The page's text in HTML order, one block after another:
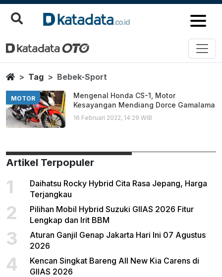
Bebek Sport
Berita Terbaru
HomeTag Bebek-Sport
MOTOR
Mengenal Honda CS-1, Motor
Kesayangan Mendiang Dorce Gamalama
16 Februari 2022, 14:29 WIB
Artikel Terpopuler
1
Daihatsu Rocky Hybrid Cita Rasa Jepang, Harga
Terjangkau
2
Pilihan Mobil Hybrid Suzuki GIIAS 2026 Fitur
Lengkap dan Irit BBM
3
Aturan Ganjil Genap Jakarta Hari Ini 07 Agustus
2026
4
Kencan Singkat Bareng All New Kia Carens di
GIIAS 2026